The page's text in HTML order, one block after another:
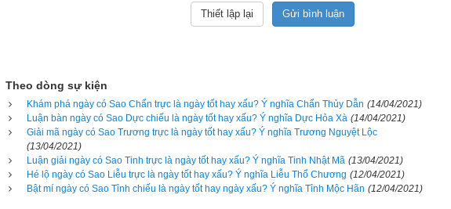
Phép xem ngày tốt xấu theo lục diệu qua 6 đốt ngón tay: Ngày Đại An
Chấp; Trực Phá; Trực Nguy
Xem ngày xuất hành theo lịch Khổng Minh
Xem ngày theo Thông thư , ngọc hạp chánh tông
Phép xem ngày tốt xấu theo Kinh Kim Phù (Cửu Tinh): Ngày Yểu Tinh , Ngày Hoặc
Theo dòng sự kiện
Khám phá ngày có Sao Chẩn trực là ngày tốt hay xấu? Ý nghĩa Chẩn Thủy Dẫn (14/04/2021)
Luận bàn ngày có Sao Dực chiếu là ngày tốt hay xấu? Ý nghĩa Dực Hỏa Xà (14/04/2021)
Giải mã ngày có Sao Trương trực là ngày tốt hay xấu? Ý nghĩa Trương Nguyệt Lộc
(13/04/2021)
Luận giải ngày có Sao Tinh trực là ngày tốt hay xấu? Ý nghĩa Tinh Nhật Mã (13/04/2021)
Hé lộ ngày có Sao Liễu trực là ngày tốt hay xấu? Ý nghĩa Liễu Thổ Chương (12/04/2021)
Bật mí ngày có Sao Tỉnh chiếu là ngày tốt hay ngày xấu? Ý nghĩa Tỉnh Mộc Hãn (12/04/2021)